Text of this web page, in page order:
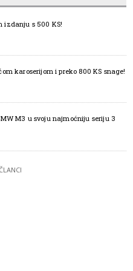
izdanju s 500 KS!
karoserijom i preko 800 KS snage!
M3 u svoju najmoćniju seriju 3